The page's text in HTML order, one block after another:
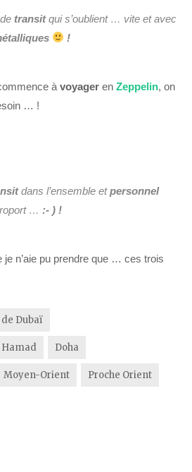
transitqui s’oublient … vite et avec
!
à voyager en Zeppelin, on
… !
dans l’ensemble etpersonnel
… :- ) !
je n’aie pu prendre que … ces trois
Dubaï
Doha
Moyen-Orient Proche Orient